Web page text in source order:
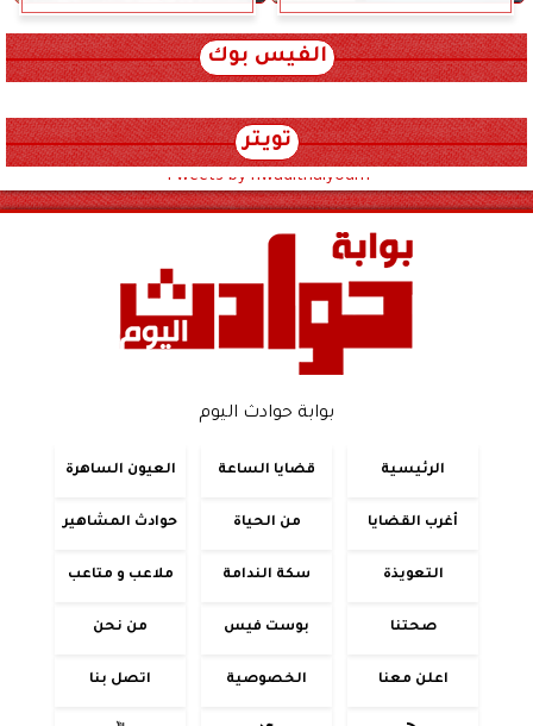
الفيس بوك
تويتر
Tweets by hwadithalyoum
بوابة حوادث اليوم
الرئيسية قضايا الساعة العيون الساهرة
أغرب القضايا من الحياة حوادث المشاهير
التعويذة سكة الندامة ملاعب و متاعب
صحتنا بوست فيس من نحن
اعلن معنا الخصوصية اتصل بنا